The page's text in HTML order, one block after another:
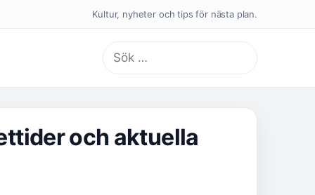
Kultur, nyheter och tips för nästa plan.
Sök
efter:
och aktuella